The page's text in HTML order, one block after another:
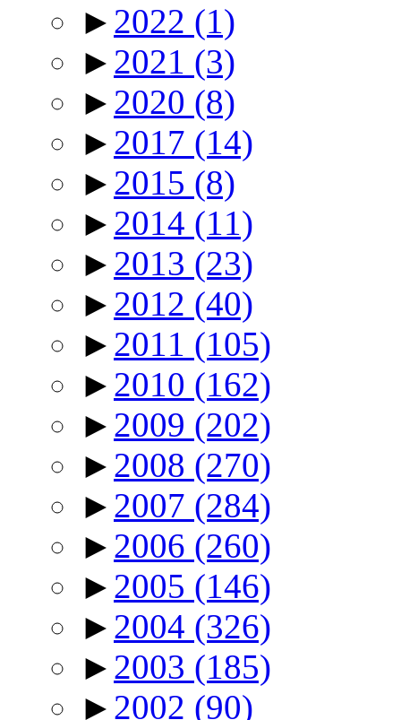
► 2022 (1)
► 2021 (3)
► 2020 (8)
► 2017 (14)
► 2015 (8)
► 2014 (11)
► 2013 (23)
► 2012 (40)
► 2011 (105)
► 2010 (162)
► 2009 (202)
► 2008 (270)
► 2007 (284)
► 2006 (260)
► 2005 (146)
► 2004 (326)
► 2003 (185)
► 2002 (90)